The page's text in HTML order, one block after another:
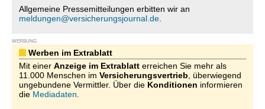
Allgemeine Pressemitteilungen erbitten wir an
meldungen@versicherungsjournal.de
WERBUNG
Werben im Extrablatt
Mit einer Anzeige im Extrablatt erreichen Sie mehr als
11.000 Menschen im Versicherungsvertrieb , überwiegend
ungebundene Vermittler. Über die Konditionen informieren
die Mediadaten